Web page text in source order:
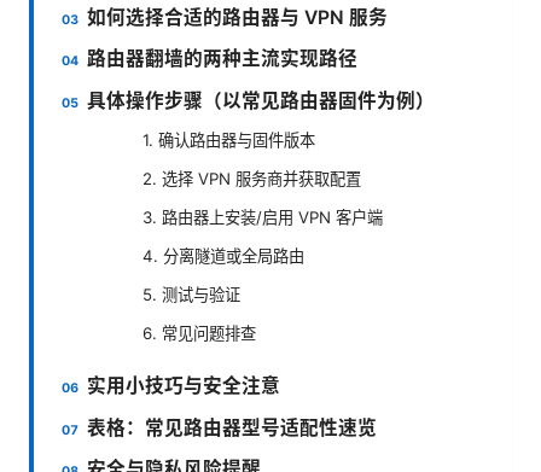
如何选择合适的路由器与 VPN 服务
路由器翻墙的两种主流实现路径
具体操作步骤（以常见路由器固件为例）
1. 确认路由器与固件版本
2. 选择 VPN 服务商并获取配置
3. 路由器上安装/启用 VPN 客户端
4. 分离隧道或全局路由
5. 测试与验证
6. 常见问题排查
实用小技巧与安全注意
表格：常见路由器型号适配性速览